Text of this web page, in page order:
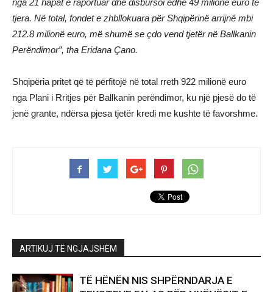
nga 21 hapat e raportuar dhe disbursoi edhe 49 milionë euro të
tjera. Në total, fondet e zhbllokuara për Shqipërinë arrijnë mbi
212.8 milionë euro, më shumë se çdo vend tjetër në Ballkanin
Perëndimor”, tha Eridana Çano.
Shqipëria pritet që të përfitojë në total rreth 922 milionë euro
nga Plani i Rritjes për Ballkanin perëndimor, ku një pjesë do të
jenë grante, ndërsa pjesa tjetër kredi me kushte të favorshme.
ARTIKUJ TË NGJAJSHËM
TË HËNËN NIS SHPËRNDARJA E